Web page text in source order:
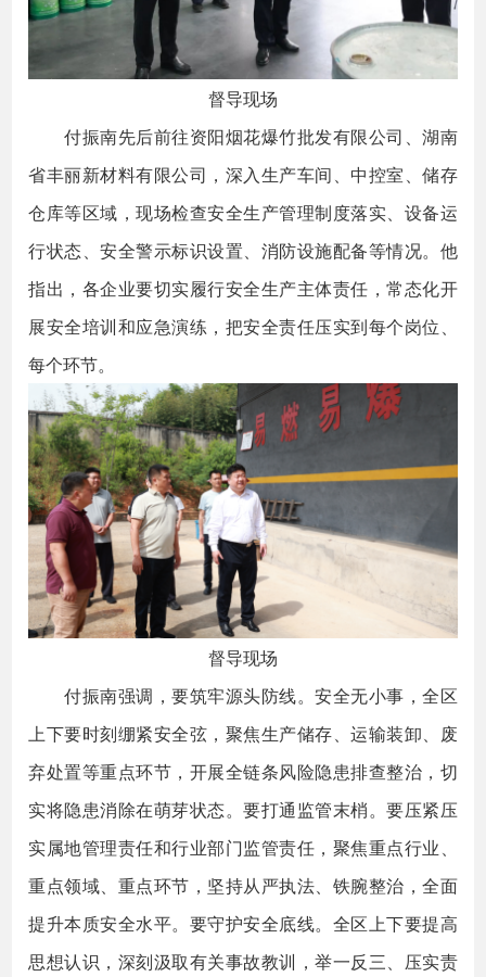
督导现场
付振南先后前往资阳烟花爆竹批发有限公司、湖南
省丰丽新材料有限公司，深入生产车间、中控室、储存
仓库等区域，现场检查安全生产管理制度落实、设备运
行状态、安全警示标识设置、消防设施配备等情况。他
指出，各企业要切实履行安全生产主体责任，常态化开
展安全培训和应急演练，把安全责任压实到每个岗位、
每个环节。
督导现场
付振南强调，要筑牢源头防线。安全无小事，全区
上下要时刻绷紧安全弦，聚焦生产储存、运输装卸、废
弃处置等重点环节，开展全链条风险隐患排查整治，切
实将隐患消除在萌芽状态。要打通监管末梢。要压紧压
实属地管理责任和行业部门监管责任，聚焦重点行业、
重点领域、重点环节，坚持从严执法、铁腕整治，全面
提升本质安全水平。要守护安全底线。全区上下要提高
思想认识，深刻汲取有关事故教训，举一反三、压实责